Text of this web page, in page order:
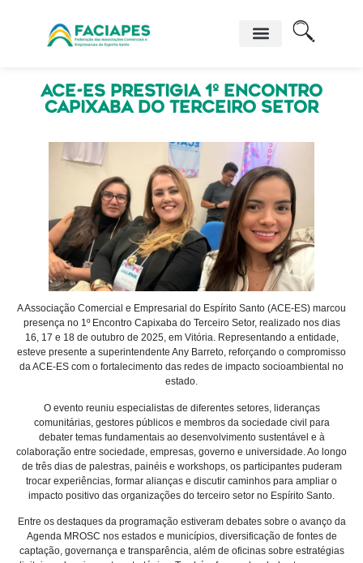
ACE-ES prestigia 1º Encontro
Capixaba do Terceiro Setor
A Associação Comercial e Empresarial do Espírito Santo (ACE-ES) marcou
presença no 1º Encontro Capixaba do Terceiro Setor, realizado nos dias
16, 17 e 18 de outubro de 2025, em Vitória. Representando a entidade,
esteve presente a superintendente Any Barreto, reforçando o compromisso
da ACE-ES com o fortalecimento das redes de impacto socioambiental no
estado.
O evento reuniu especialistas de diferentes setores, lideranças
comunitárias, gestores públicos e membros da sociedade civil para
debater temas fundamentais ao desenvolvimento sustentável e à
colaboração entre sociedade, empresas, governo e universidade. Ao longo
de três dias de palestras, painéis e workshops, os participantes puderam
trocar experiências, formar alianças e discutir caminhos para ampliar o
impacto positivo das organizações do terceiro setor no Espírito Santo.
Entre os destaques da programação estiveram debates sobre o avanço da
Agenda MROSC nos estados e municípios, diversificação de fontes de
captação, governança e transparência, além de oficinas sobre estratégias